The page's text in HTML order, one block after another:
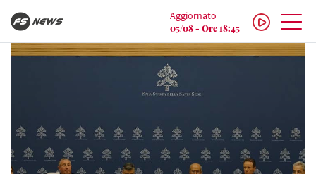
Aggiornato
05/08 - Ore 18:45